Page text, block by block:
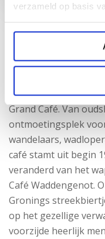
verzameld op basis
Startpunt van het
Ontdek
Grand Café. Van
ontmoetingsplek
wandelaars,
café stamt uit begin
veranderd van het
Café Waddengenot.
Gronings
op het gezellige
voorzijde heerlijk